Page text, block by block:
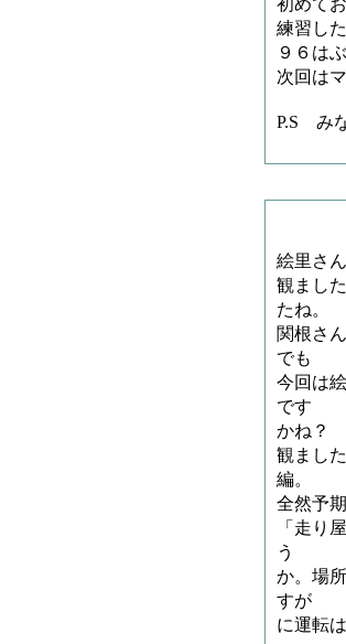
初めて
練習し
９６は
次回は
P.S み
＜返
絵里さ
観まし
たね。
関根さ
でも
今回は
です
かね？
観まし
編。
全然予
「走り
う
か。場
すが
に運転